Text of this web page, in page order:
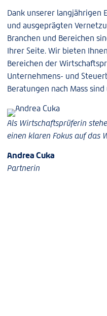
Dank unserer langjährigen
und ausgeprägten
Branchen und Bereichen
Ihrer Seite. Wir bieten
Bereichen der
Unternehmens- und
Beratungen nach Mass
Als Wirtschaftsprüferin
einen klaren Fokus auf das
Andrea Cuka
Partnerin